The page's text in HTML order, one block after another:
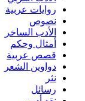
روايات عربية
نصوص
الأدب الساخر
أمثال وحكم
قصص عربية
دواوين الشعر
نثر
رسائل